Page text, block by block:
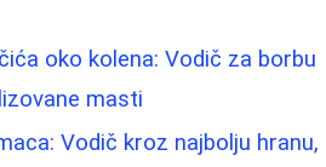
oko kolena: Vodič za borbu
masti
Vodič kroz najbolju hranu,